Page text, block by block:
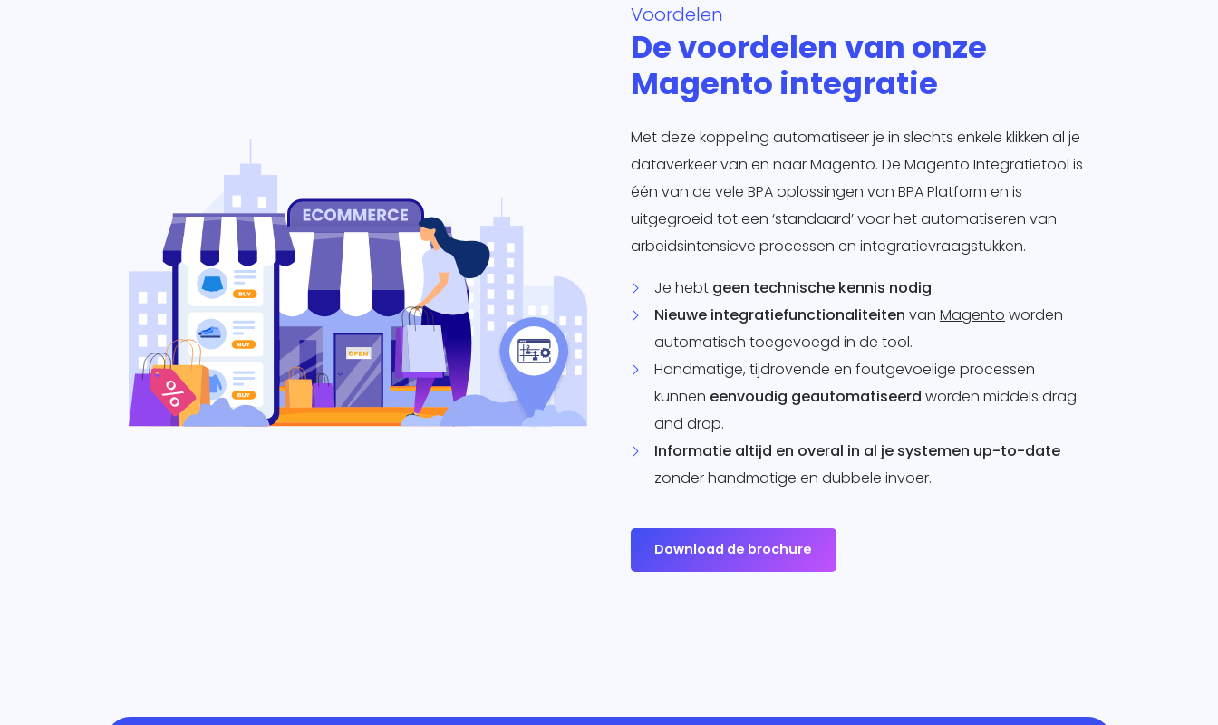
Voordelen
De voordelen van onze
Magento integratie
Met deze koppeling automatiseer je in slechts enkele klikken al je
dataverkeer van en naar Magento. De Magento Integratietool is
één van de vele BPA oplossingen van BPA Platform en is
uitgegroeid tot een ‘standaard’ voor het automatiseren van
arbeidsintensieve processen en integratievraagstukken.
Je hebt geen technische kennis nodig.
Nieuwe integratiefunctionaliteiten van Magento worden
automatisch toegevoegd in de tool.
Handmatige, tijdrovende en foutgevoelige processen
kunnen eenvoudig geautomatiseerd worden middels drag
and drop.
Informatie altijd en overal in al je systemen up-to-date
zonder handmatige en dubbele invoer.
Download de brochure